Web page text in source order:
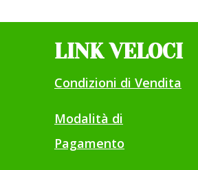
LINK VELOCI
Condizioni di Vendita
Modalità di
Pagamento